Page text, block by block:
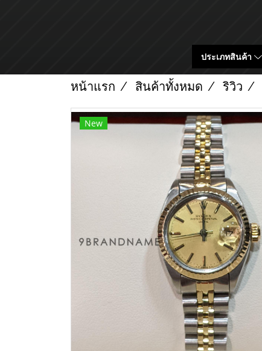
ประเภทสินค้า
หน้าแรก สินค้าทั้งหมด ริวิว
New